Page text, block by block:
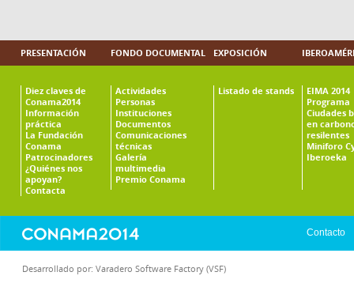
PRESENTACIÓN
Diez claves de
Conama2014
Información
práctica
La Fundación
Conama
Patrocinadores
¿Quiénes nos
apoyan?
Contacta
FONDO DOCUMENTAL
Actividades
Personas
Instituciones
Documentos
Comunicaciones
técnicas
Galería
multimedia
Premio Conama
EXPOSICIÓN
Listado de stands
EIMA 2014
Programa
Ciudades
en
resilentes
Miniforo
Iberoeka
Contacto
Desarrollado por: Varadero Software Factory (VSF)